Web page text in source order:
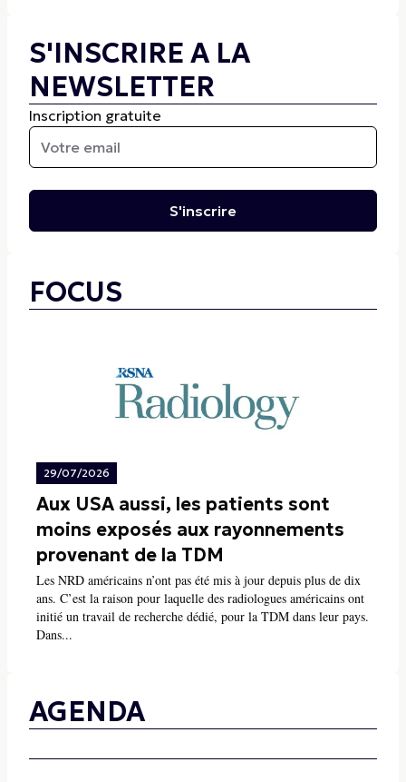
S'INSCRIRE A LA
NEWSLETTER
Inscription gratuite
S'inscrire
FOCUS
29/07/2026
Aux USA aussi, les patients sont
moins exposés aux rayonnements
provenant de la TDM
Les NRD américains n’ont pas été mis à jour depuis plus de dix
ans. C’est la raison pour laquelle des radiologues américains ont
initié un travail de recherche dédié, pour la TDM dans leur pays.
Dans...
AGENDA